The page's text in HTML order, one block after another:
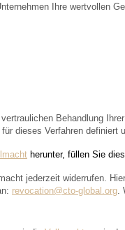
Ihre wertvollen
Behandlung
dieses Verfahren definiert
herunter, füllen Sie
jederzeit widerrufen.
revocation@cto-global.org